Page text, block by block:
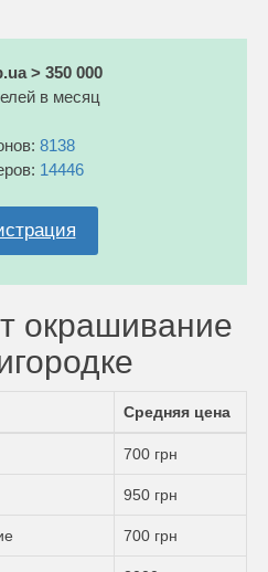
> 350 000
в месяц
8138
14446
окрашивание
Средняя цена
700 грн
950 грн
700 грн